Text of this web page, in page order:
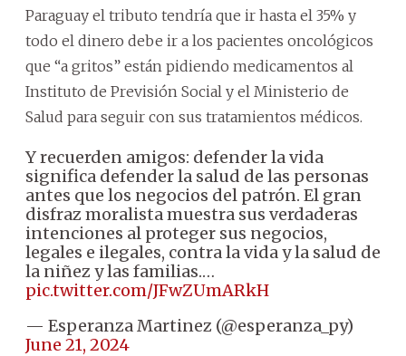
Paraguay el tributo tendría que ir hasta el 35% y
todo el dinero debe ir a los pacientes oncológicos
que “a gritos” están pidiendo medicamentos al
Instituto de Previsión Social y el Ministerio de
Salud para seguir con sus tratamientos médicos.
Y recuerden amigos: defender la vida
significa defender la salud de las personas
antes que los negocios del patrón. El gran
disfraz moralista muestra sus verdaderas
intenciones al proteger sus negocios,
legales e ilegales, contra la vida y la salud de
la niñez y las familias.…
pic.twitter.com/JFwZUmARkH
— Esperanza Martinez (@esperanza_py)
June 21, 2024